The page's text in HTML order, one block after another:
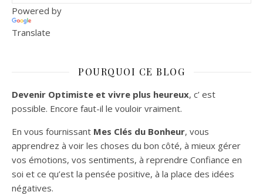
Powered by
Translate
POURQUOI CE BLOG
Devenir Optimiste et vivre plus heureux, c’ est
possible. Encore faut-il le vouloir vraiment.
En vous fournissant Mes Clés du Bonheur, vous
apprendrez à voir les choses du bon côté, à mieux gérer
vos émotions, vos sentiments, à reprendre Confiance en
soi et ce qu’est la pensée positive, à la place des idées
négatives.